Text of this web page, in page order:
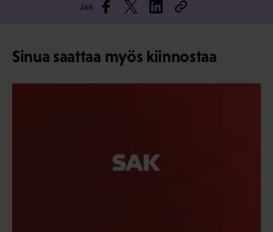
Jaa
Sinua saattaa myös kiinnostaa